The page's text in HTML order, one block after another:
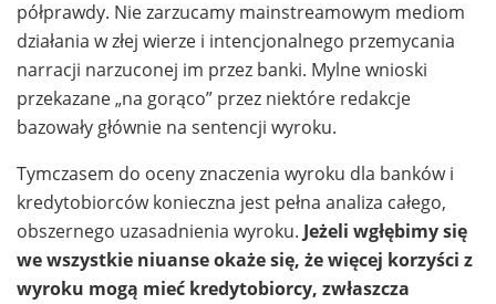
półprawdy. Nie zarzucamy mainstreamowym mediom
działania w złej wierze i intencjonalnego przemycania
narracji narzuconej im przez banki. Mylne wnioski
przekazane „na gorąco” przez niektóre redakcje
bazowały głównie na sentencji wyroku.
Tymczasem do oceny znaczenia wyroku dla banków i
kredytobiorców konieczna jest pełna analiza całego,
obszernego uzasadnienia wyroku. Jeżeli wgłębimy się
we wszystkie niuanse okaże się, że więcej korzyści z
wyroku mogą mieć kredytobiorcy, zwłaszcza